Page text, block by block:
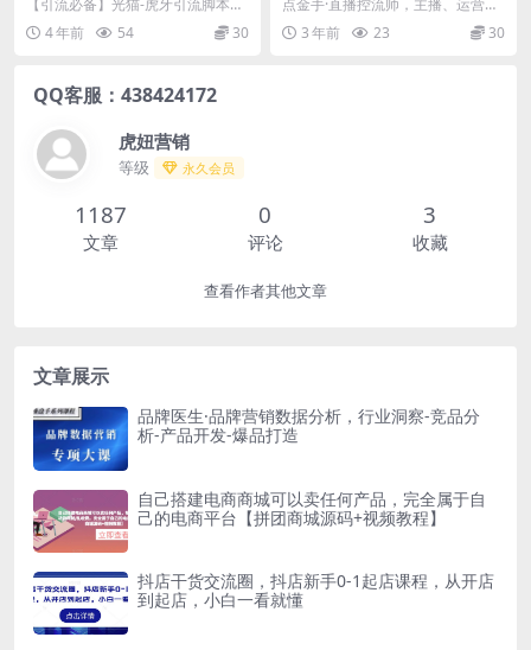
【引流必备】光猫-虎牙引流脚本
【永久脚本+详细教程】 光猫虎牙
手机脚本引流： 光...
4 年前 54 30
让你全看懂
点金手·直播控流师，主播、运营、
老板课、商城课，一套课让你全看
懂 学习大纲 1....
3 年前 23 30
QQ客服：438424172
虎妞营销
等级 永久会员
1187
文章
0
评论
3
收藏
查看作者其他文章
文章展示
品牌医生·品牌营销数据分析，行业洞察-竞品分
析-产品开发-爆品打造
自己搭建电商商城可以卖任何产品，完全属于自
己的电商平台【拼团商城源码+视频教程】
抖店干货交流圈，抖店新手0-1起店课程，从开店
到起店，小白一看就懂